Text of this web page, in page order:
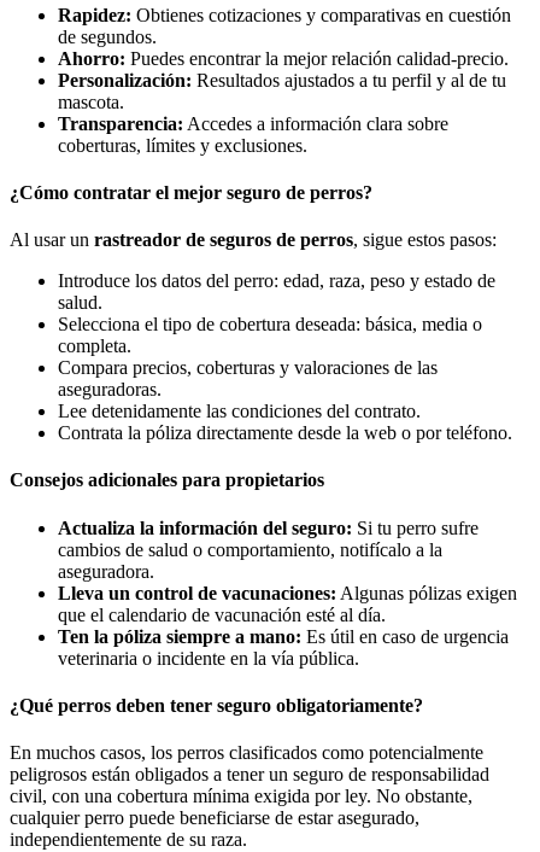
Rapidez: Obtienes cotizaciones y comparativas en cuestión
de segundos.
Ahorro: Puedes encontrar la mejor relación calidad-precio.
Personalización: Resultados ajustados a tu perfil y al de tu
mascota.
Transparencia: Accedes a información clara sobre
coberturas, límites y exclusiones.
¿Cómo contratar el mejor seguro de perros?
Al usar un rastreador de seguros de perros, sigue estos pasos:
Introduce los datos del perro: edad, raza, peso y estado de
salud.
Selecciona el tipo de cobertura deseada: básica, media o
completa.
Compara precios, coberturas y valoraciones de las
aseguradoras.
Lee detenidamente las condiciones del contrato.
Contrata la póliza directamente desde la web o por teléfono.
Consejos adicionales para propietarios
Actualiza la información del seguro: Si tu perro sufre
cambios de salud o comportamiento, notifícalo a la
aseguradora.
Lleva un control de vacunaciones: Algunas pólizas exigen
que el calendario de vacunación esté al día.
Ten la póliza siempre a mano: Es útil en caso de urgencia
veterinaria o incidente en la vía pública.
¿Qué perros deben tener seguro obligatoriamente?
En muchos casos, los perros clasificados como potencialmente
peligrosos están obligados a tener un seguro de responsabilidad
civil, con una cobertura mínima exigida por ley. No obstante,
cualquier perro puede beneficiarse de estar asegurado,
independientemente de su raza.